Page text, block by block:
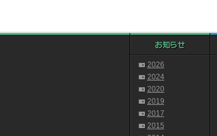
2026
2024
2020
2019
2017
2015